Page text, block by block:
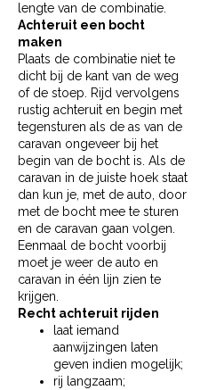
lengte van de combinatie.
Achteruit een bocht
maken
Plaats de combinatie niet te
dicht bij de kant van de weg
of de stoep. Rijd vervolgens
rustig achteruit en begin met
tegensturen als de as van de
caravan ongeveer bij het
begin van de bocht is. Als de
caravan in de juiste hoek staat
dan kun je, met de auto, door
met de bocht mee te sturen
en de caravan gaan volgen.
Eenmaal de bocht voorbij
moet je weer de auto en
caravan in één lijn zien te
krijgen.
Recht achteruit rijden
laat iemand
aanwijzingen laten
geven indien mogelijk;
rij langzaam;